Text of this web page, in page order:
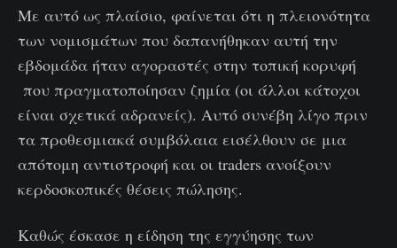
Με αυτό ως πλαίσιο, φαίνεται ότι η πλειονότητα
των νομισμάτων που δαπανήθηκαν αυτή την
εβδομάδα ήταν αγοραστές στην τοπική κορυφή
που πραγματοποίησαν ζημία (οι άλλοι κάτοχοι
είναι σχετικά αδρανείς). Αυτό συνέβη λίγο πριν
τα προθεσμιακά συμβόλαια εισέλθουν σε μια
απότομη αντιστροφή και οι traders ανοίξουν
κερδοσκοπικές θέσεις πώλησης.
Καθώς έσκασε η είδηση της εγγύησης των